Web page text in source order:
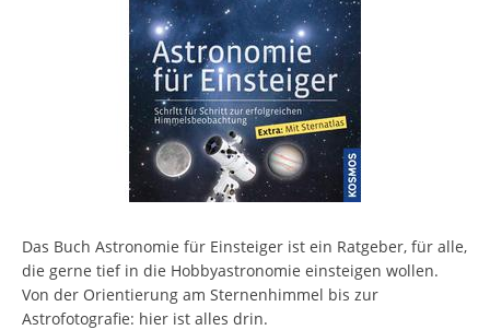
Das Buch Astronomie für Einsteiger ist ein Ratgeber, für alle,
die gerne tief in die Hobbyastronomie einsteigen wollen.
Von der Orientierung am Sternenhimmel bis zur
Astrofotografie: hier ist alles drin.